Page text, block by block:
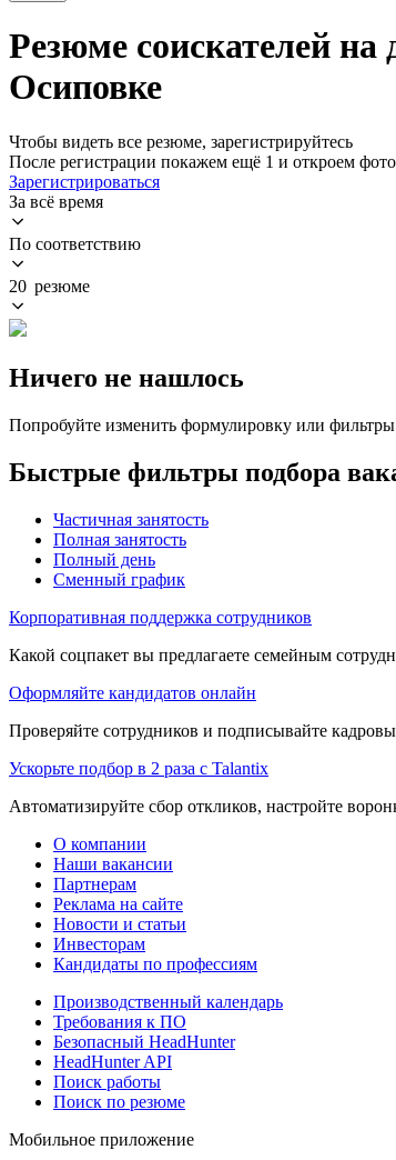
Резюме соискателей
Осиповке
Чтобы видеть все резюме, зарегистрируйтесь
После регистрации покажем ещё 1 и откроем фото
Зарегистрироваться
За всё время
По соответствию
20 резюме
Ничего не нашлось
Попробуйте изменить формулировку или фильтры
Быстрые фильтры подбора
Частичная занятость
Полная занятость
Полный день
Сменный график
Корпоративная поддержка сотрудников
Какой соцпакет вы предлагаете семейным
Оформляйте кандидатов онлайн
Проверяйте сотрудников и подписывайте
Ускорьте подбор в 2 раза с Talantix
Автоматизируйте сбор откликов, настройте
О компании
Наши вакансии
Партнерам
Реклама на сайте
Новости и статьи
Инвесторам
Кандидаты по профессиям
Производственный календарь
Требования к ПО
Безопасный HeadHunter
HeadHunter API
Поиск работы
Поиск по резюме
Мобильное приложение